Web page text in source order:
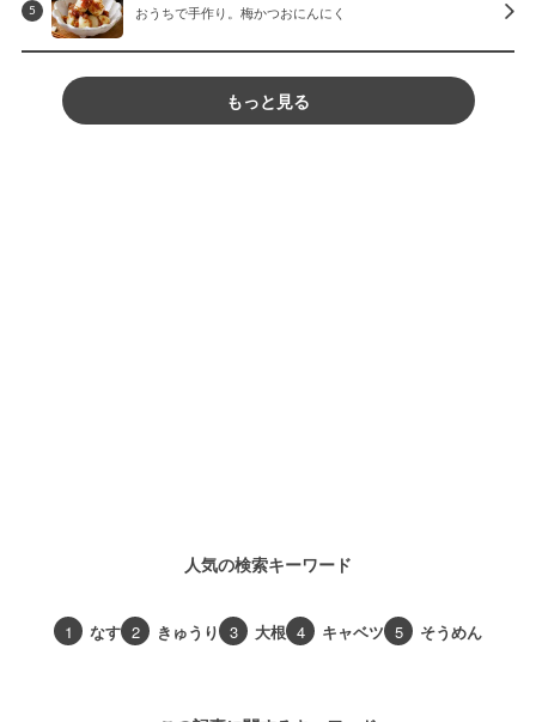
5 おうちで手作り。梅かつおにんにく
もっと見る
人気の検索キーワード
1 なす 2 きゅうり 3 大根 4 キャベツ 5 そうめん